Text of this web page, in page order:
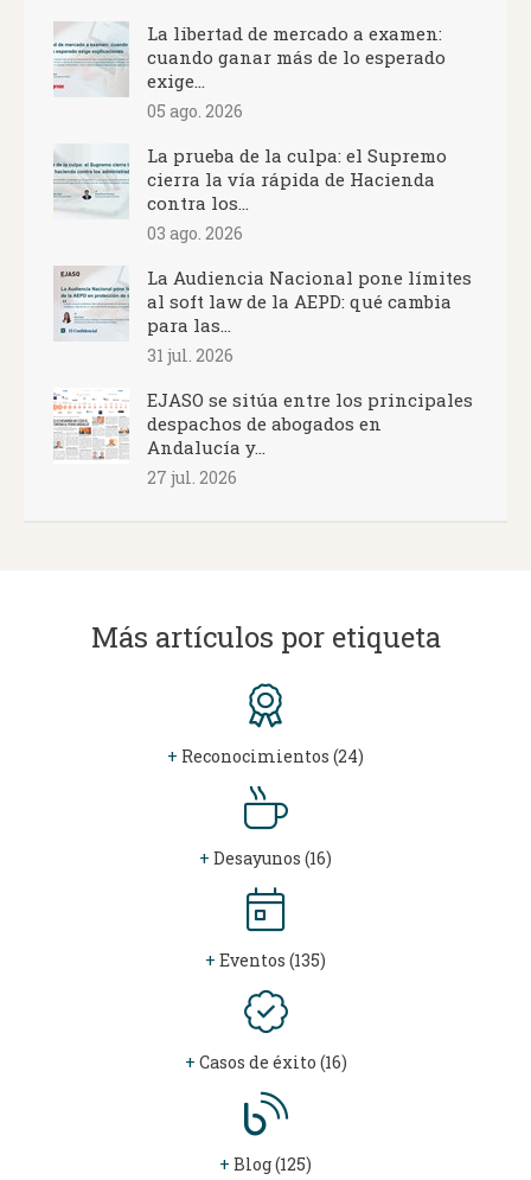
La libertad de mercado a examen:
cuando ganar más de lo esperado
exige...
05 ago. 2026
La prueba de la culpa: el Supremo
cierra la vía rápida de Hacienda
contra los...
03 ago. 2026
La Audiencia Nacional pone límites
al soft law de la AEPD: qué cambia
para las...
31 jul. 2026
EJASO se sitúa entre los principales
despachos de abogados en
Andalucía y...
27 jul. 2026
Más artículos por etiqueta
+ Reconocimientos (24)
+ Desayunos (16)
+ Eventos (135)
+ Casos de éxito (16)
+ Blog (125)